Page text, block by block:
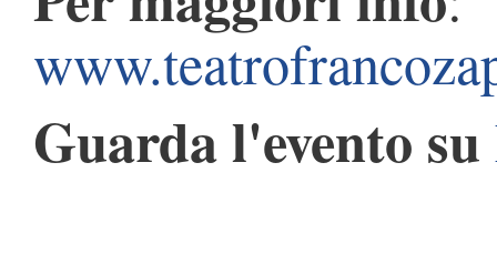
Guarda l'evento su